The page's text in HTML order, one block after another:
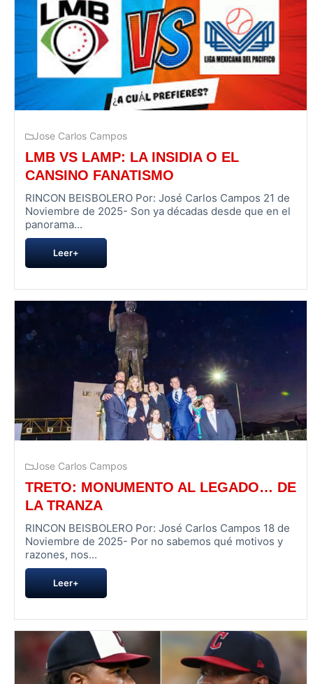
Jose Carlos Campos
LMB VS LAMP: LA INSIDIA O EL
CANSINO FANATISMO
RINCON BEISBOLERO Por: José Carlos Campos 21 de
Noviembre de 2025- Son ya décadas desde que en el
panorama...
Leer+
Jose Carlos Campos
TRETO: MONUMENTO AL LEGADO… DE
LA TRANZA
RINCON BEISBOLERO Por: José Carlos Campos 18 de
Noviembre de 2025- Por no sabemos qué motivos y
razones, nos...
Leer+